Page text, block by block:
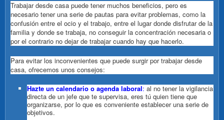
Trabajar desde casa puede tener muchos beneficios, pero es
necesario tener una serie de pautas para evitar problemas, como la
confusión entre el ocio y el trabajo, entre el lugar donde disfrutar de la
familia y donde se trabaja, no conseguir la concentración necesaria o
por el contrario no dejar de trabajar cuando hay que hacerlo.
Para evitar los inconvenientes que puede surgir por trabajar desde
casa, ofrecemos unos consejos:
Hazte un calendario o agenda laboral: al no tener la vigilancia
directa de un jefe que te supervisa, eres tú quien tiene que
organizarse, por lo que es conveniente establecer una serie de
objetivos.